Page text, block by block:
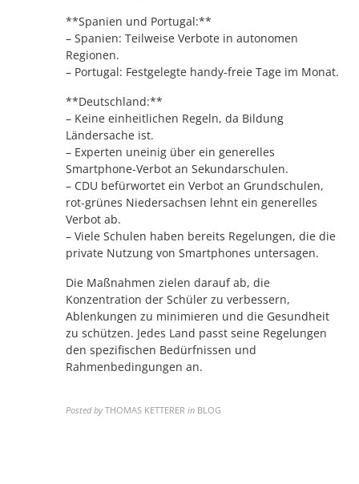
**Spanien und Portugal:**
– Spanien: Teilweise Verbote in autonomen
Regionen.
– Portugal: Festgelegte handy-freie Tage im Monat.
**Deutschland:**
– Keine einheitlichen Regeln, da Bildung
Ländersache ist.
– Experten uneinig über ein generelles
Smartphone-Verbot an Sekundarschulen.
– CDU befürwortet ein Verbot an Grundschulen,
rot-grünes Niedersachsen lehnt ein generelles
Verbot ab.
– Viele Schulen haben bereits Regelungen, die die
private Nutzung von Smartphones untersagen.
Die Maßnahmen zielen darauf ab, die
Konzentration der Schüler zu verbessern,
Ablenkungen zu minimieren und die Gesundheit
zu schützen. Jedes Land passt seine Regelungen
den spezifischen Bedürfnissen und
Rahmenbedingungen an.
Posted by THOMAS KETTERER in BLOG